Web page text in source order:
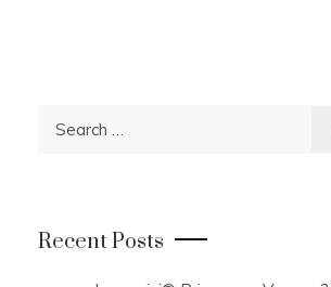
Recent Posts